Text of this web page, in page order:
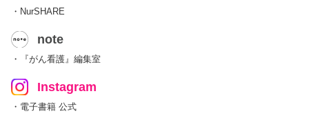
・NurSHARE
note
・『がん看護』編集室
Instagram
・電子書籍 公式